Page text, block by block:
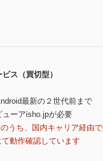
ス（買切型）
最新の２世代前まで
ーアisho.jpが必要
うち、国内キャリア経由
動作確認しています